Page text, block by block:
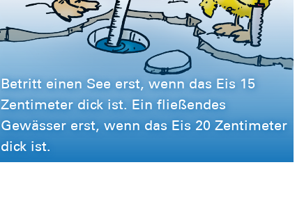
Betritt einen See erst, wenn das Eis 15
Zentimeter dick ist. Ein fließendes
Gewässer erst, wenn das Eis 20 Zentimeter
dick ist.